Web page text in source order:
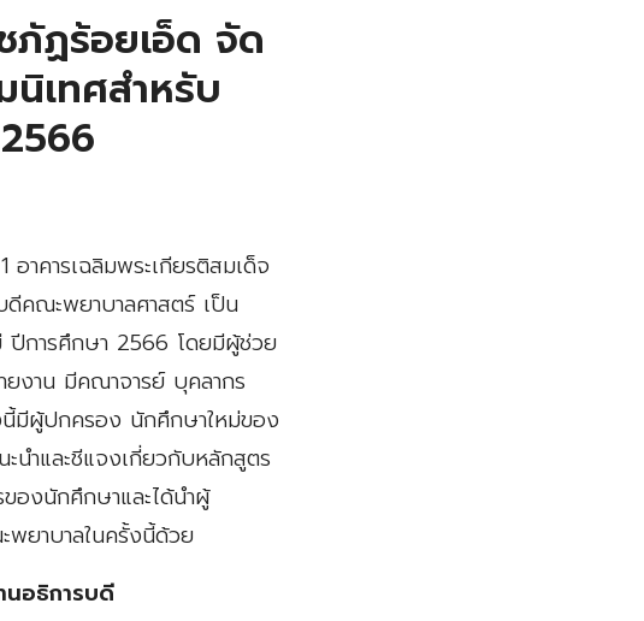
ภัฏร้อยเอ็ด จัด
นิเทศสำหรับ
คารเฉลิมพระเกียรติสมเด็จ
คณะพยาบาลศาสตร์ เป็น
ปีการศึกษา 2566 โดยมีผู้ช่วย
งาน มีคณาจารย์ บุคลากร
นี้มีผู้ปกครอง นักศึกษาใหม่ของ
นำและชีแจงเกี่ยวกับหลักสูตร
องนักศึกษาและได้นำผู้
ยาบาลในครั้งนี้ด้วย
นอธิการบดี